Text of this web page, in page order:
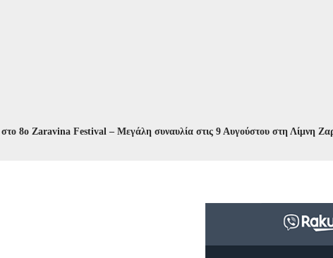
Festival – Μεγάλη συναυλία στις 9 Αυγούστου στη Λίμνη Ζαραβίνα